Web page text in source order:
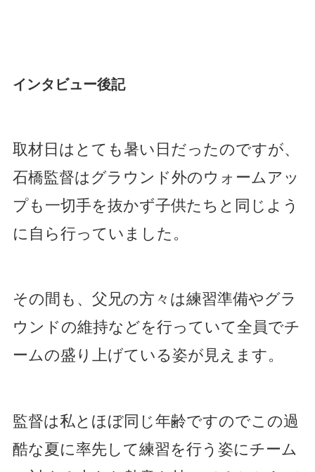
インタビュー後記
取材日はとても暑い日だったのですが、
石橋監督はグラウンド外のウォームアッ
プも一切手を抜かず子供たちと同じよう
に自ら行っていました。
その間も、父兄の方々は練習準備やグラ
ウンドの維持などを行っていて全員でチ
ームの盛り上げている姿が見えます。
監督は私とほぼ同じ年齢ですのでこの過
酷な夏に率先して練習を行う姿にチーム